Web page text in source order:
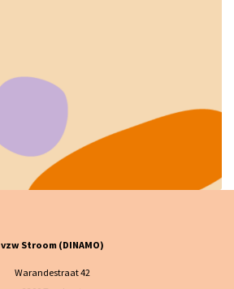
vzw Stroom (DINAMO)
Warandestraat 42